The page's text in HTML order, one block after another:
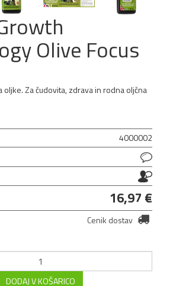
&
NOVO!
Olive Focus
oljke. Za čudovita, zdrava in rodna oljčna
4000002
16,97 €
Cenik dostav
DODAJ V KOŠARICO